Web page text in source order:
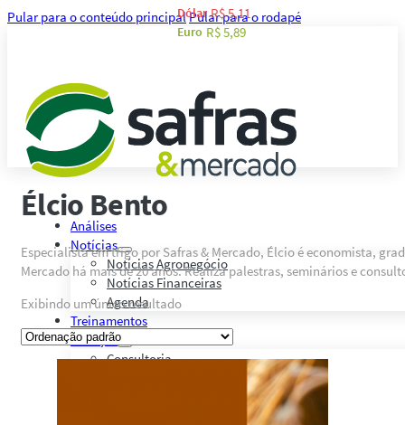
Pular para o conteúdo principalPular para o rodapé
Análises
Notícias
Notícias Agronegócio
Notícias Financeiras
Agenda
Treinamentos
Serviços
Consultoria
CMA Series 4 Agrícola by Safras
Dólar R$ 5,11
Euro R$ 5,89
Élcio Bento
Especialista em trigo por Safras & Mercado, Élcio é economista,
Mercado há mais de 20 anos. Realiza palestras, seminários e
Exibindo um único resultado